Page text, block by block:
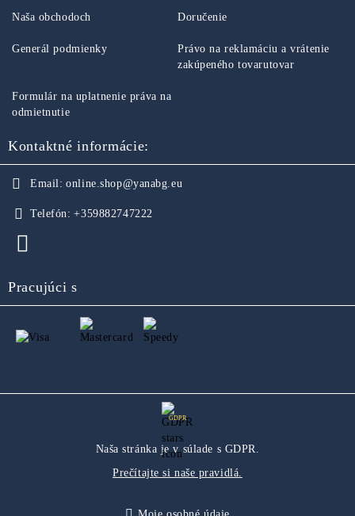
Naša obchodoch
Generál podmienky
Doručenie
Právo na reklamáciu a vrátenie
zakúpeného tovarutovar
Formulár na uplatnenie práva na
odmietnutie
Kontaktné informácie:
Email: online.shop@yanabg.eu
Telefón: +359882747222
Pracujúci s
GDPR
Naša stránka je v súlade s GDPR.
Prečítajte si naše pravidlá.